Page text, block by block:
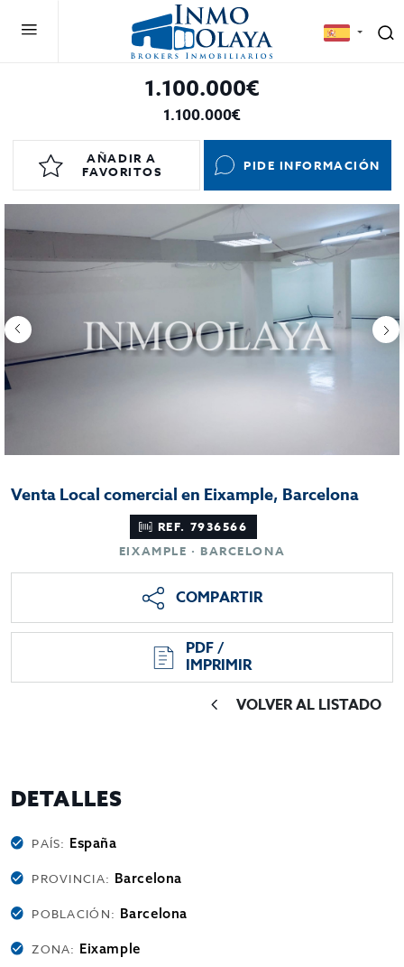
1.100.000€
1.100.000€
AÑADIR A
FAVORITOS
PIDE INFORMACIÓN
Venta Local comercial en Eixample, Barcelona
REF. 7936566
EIXAMPLE · BARCELONA
COMPARTIR
PDF /
IMPRIMIR
VOLVER AL LISTADO
DETALLES
PAÍS: España
PROVINCIA: Barcelona
POBLACIÓN: Barcelona
ZONA: Eixample